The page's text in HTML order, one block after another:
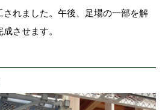
れました。午後、足場の一部を解
させます。